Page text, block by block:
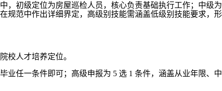
，初级定位为房屋巡检人员，核心负责基础执行工作；中级为
规范中作出详细界定，高级别技能需涵盖低级别技能要求，形
校人才培养定位。
业任一条件即可；高级申报为 5 选 1 条件，涵盖从业年限、中